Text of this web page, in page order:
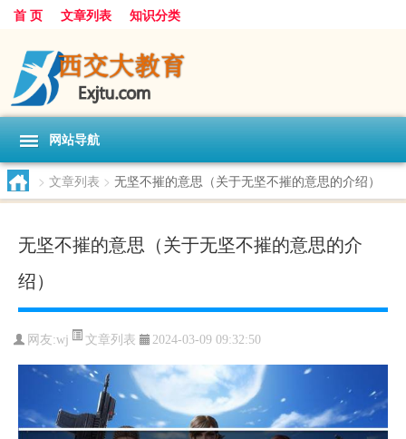
首 页 文章列表 知识分类
网站导航
> 文章列表 > 无坚不摧的意思（关于无坚不摧的意思的介绍）
无坚不摧的意思（关于无坚不摧的意思的介
绍）
网友:wj 文章列表 2024-03-09 09:32:50